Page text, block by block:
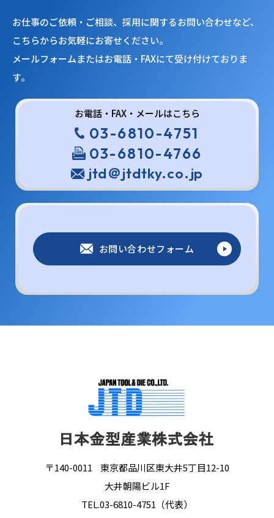
お仕事のご依頼・ご相談、採用に関するお問い合わせなど、
こちらからお気軽にお寄せください。
メールフォームまたはお電話・FAXにて受け付けておりま
す。
お電話・FAX・メールはこちら
03-6810-4751
03-6810-4766
jtd＠jtdtky.co.jp
お問い合わせフォーム
〒140-0011
東京都品川区東大井5丁目12-10
大井朝陽ビル1F
TEL.03-6810-4751（代表）